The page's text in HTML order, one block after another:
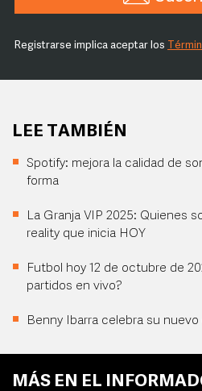
Registrarse implica aceptar los
LEE TAMBIÉN
Spotify: mejora la calidad de
forma
La Granja VIP 2025: Quienes
reality que inicia HOY
Futbol hoy 12 de octubre de
partidos en vivo?
Benny Ibarra celebra su
MÁS EN EL